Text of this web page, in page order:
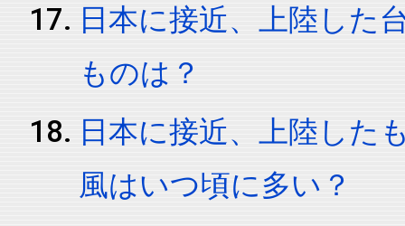
日本に接近、上陸した
ものは？
日本に接近、上陸した
風はいつ頃に多い？